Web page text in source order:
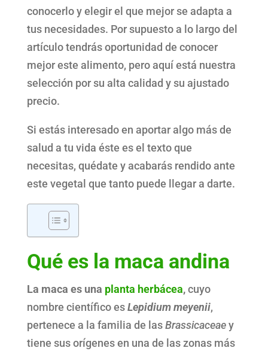
conocerlo y elegir el que mejor se adapta a
tus necesidades. Por supuesto a lo largo del
artículo tendrás oportunidad de conocer
mejor este alimento, pero aquí está nuestra
selección por su alta calidad y su ajustado
precio.
Si estás interesado en aportar algo más de
salud a tu vida éste es el texto que
necesitas, quédate y acabarás rendido ante
este vegetal que tanto puede llegar a darte.
Qué es la maca andina
La maca es una planta herbácea,cuyo
nombre científico es Lepidium meyenii,
pertenece a la familia de lasBrassicaceaey
tiene sus orígenes en una de las zonas más